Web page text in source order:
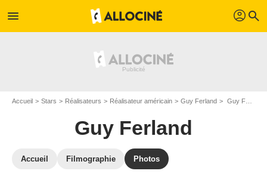
menu profil search
Accueil Stars Réalisateurs Réalisateur américain Guy Ferland Guy Ferland : Photos de ses films et séries
Guy Ferland
Accueil Filmographie Photos